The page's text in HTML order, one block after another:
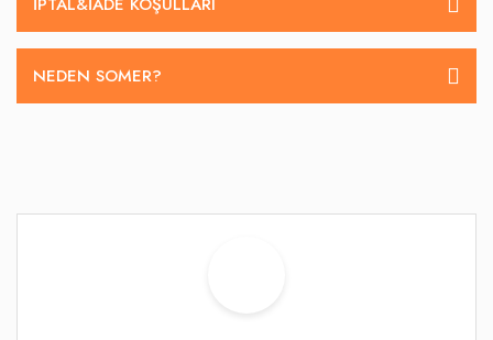
NEDEN SOMER?